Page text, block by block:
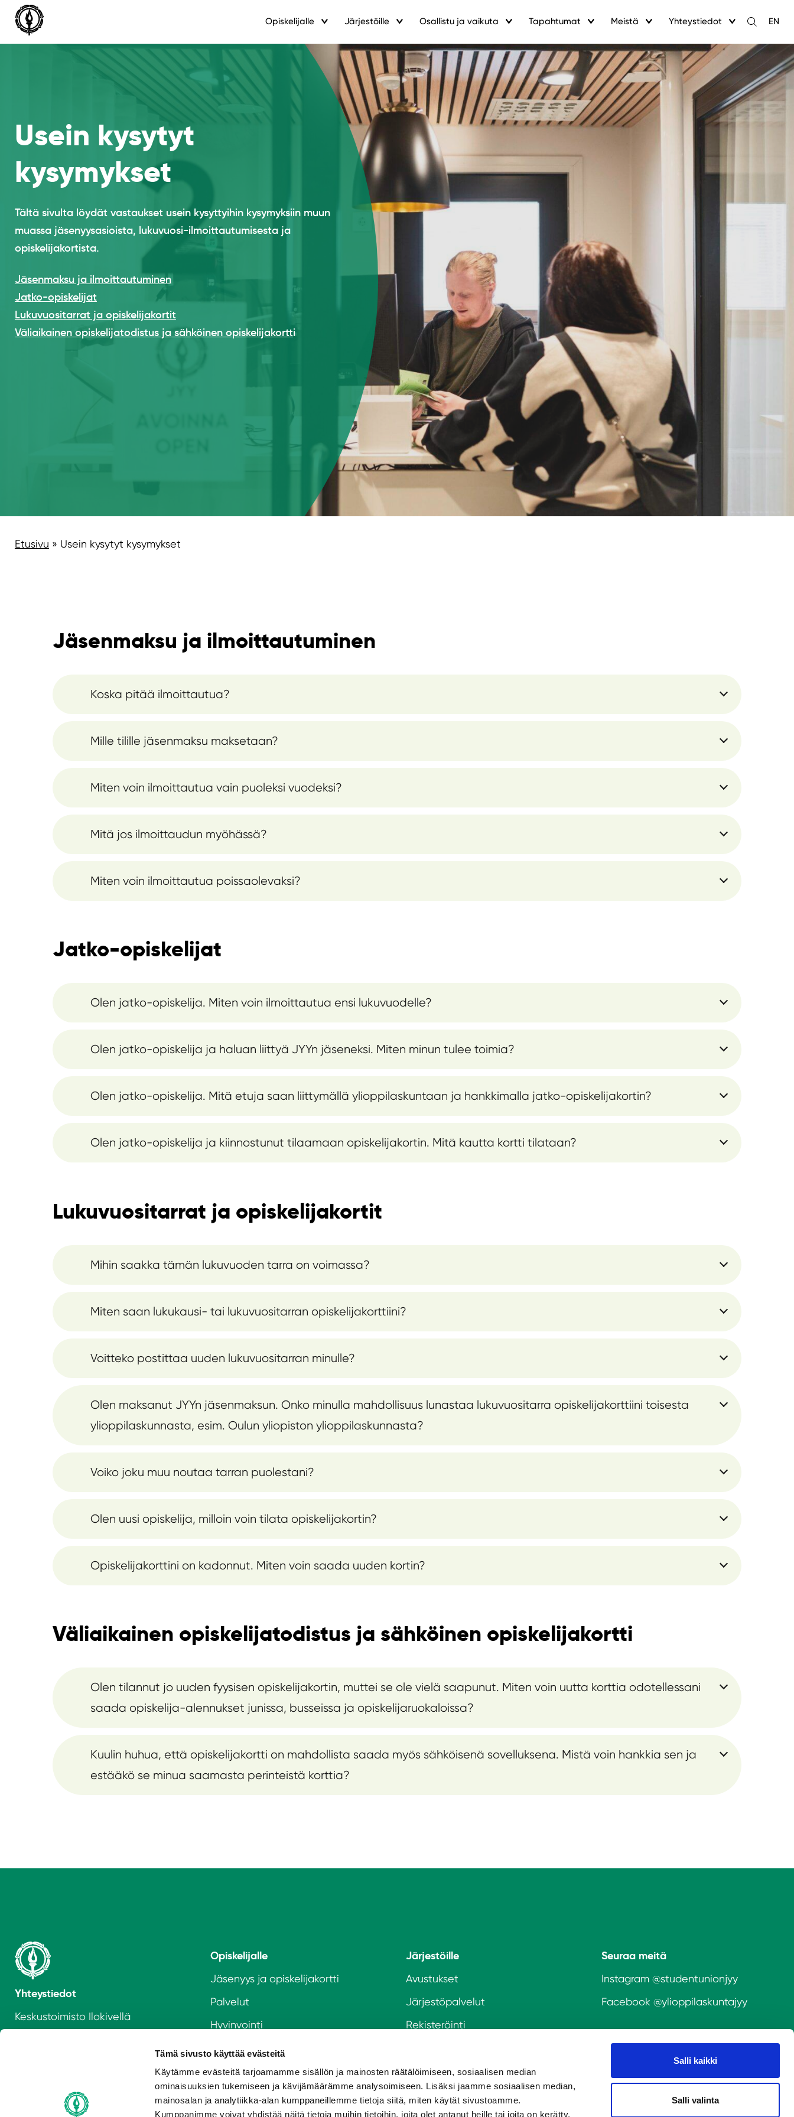
Tämä sivusto käyttää evästeitä
Käytämme evästeitä tarjoamamme sisällön ja mainosten räätälöimiseen, sosiaalisen median
ominaisuuksien tukemiseen ja kävijämäärämme analysoimiseen. Lisäksi jaamme sosiaalisen median,
mainosalan ja analytiikka-alan kumppaneillemme tietoja siitä, miten käytät sivustoamme.
Kumppanimme voivat yhdistää näitä tietoja muihin tietoihin, joita olet antanut heille tai joita on kerätty,
Salli kaikki
Salli valinta
Siirry
sisältöön
Opiskelijalle Järjestöille Osallistu ja vaikuta Tapahtumat Meistä Yhteystiedot
Avaa
haku
EN
Etusivu » Usein kysytyt kysymykset
Usein kysytyt
kysymykset
Tältä sivulta löydät vastaukset usein kysyttyihin kysymyksiin muun
muassa jäsenyysasioista, lukuvuosi-ilmoittautumisesta ja
opiskelijakortista.
Jäsenmaksu ja ilmoittautuminen
Jatko-opiskelijat
Lukuvuositarrat ja opiskelijakortit
Väliaikainen opiskelijatodistus ja sähköinen opiskelijakortti
Jäsenmaksu ja ilmoittautuminen
Koska pitää ilmoittautua?
Mille tilille jäsenmaksu maksetaan?
Miten voin ilmoittautua vain puoleksi vuodeksi?
Mitä jos ilmoittaudun myöhässä?
Miten voin ilmoittautua poissaolevaksi?
Jatko-opiskelijat
Olen jatko-opiskelija. Miten voin ilmoittautua ensi lukuvuodelle?
Olen jatko-opiskelija ja haluan liittyä JYYn jäseneksi. Miten minun tulee toimia?
Olen jatko-opiskelija. Mitä etuja saan liittymällä ylioppilaskuntaan ja hankkimalla jatko-opiskelijakortin?
Olen jatko-opiskelija ja kiinnostunut tilaamaan opiskelijakortin. Mitä kautta kortti tilataan?
Lukuvuositarrat ja opiskelijakortit
Mihin saakka tämän lukuvuoden tarra on voimassa?
Miten saan lukukausi- tai lukuvuositarran opiskelijakorttiini?
Voitteko postittaa uuden lukuvuositarran minulle?
Olen maksanut JYYn jäsenmaksun. Onko minulla mahdollisuus lunastaa lukuvuositarra opiskelijakorttiini toisesta
ylioppilaskunnasta, esim. Oulun yliopiston ylioppilaskunnasta?
Voiko joku muu noutaa tarran puolestani?
Olen uusi opiskelija, milloin voin tilata opiskelijakortin?
Opiskelijakorttini on kadonnut. Miten voin saada uuden kortin?
Väliaikainen opiskelijatodistus ja sähköinen opiskelijakortti
Olen tilannut jo uuden fyysisen opiskelijakortin, muttei se ole vielä saapunut. Miten voin uutta korttia odotellessani
saada opiskelija-alennukset junissa, busseissa ja opiskelijaruokaloissa?
Kuulin huhua, että opiskelijakortti on mahdollista saada myös sähköisenä sovelluksena. Mistä voin hankkia sen ja
estääkö se minua saamasta perinteistä korttia?
Yhteystiedot
Keskustoimisto Ilokivellä
Hallitus ja henkilöstö
Opiskelijalle
Jäsenyys ja opiskelijakortti
Palvelut
Hyvinvointi
Toimeentulo
Opiskelija-asuminen
Uudelle opiskelijalle
Järjestöille
Avustukset
Järjestöpalvelut
Rekisteröinti
Tapahtumakalenteri
Seuraa meitä
Instagram@studentunionjyy
Facebook @ylioppilaskuntajyy